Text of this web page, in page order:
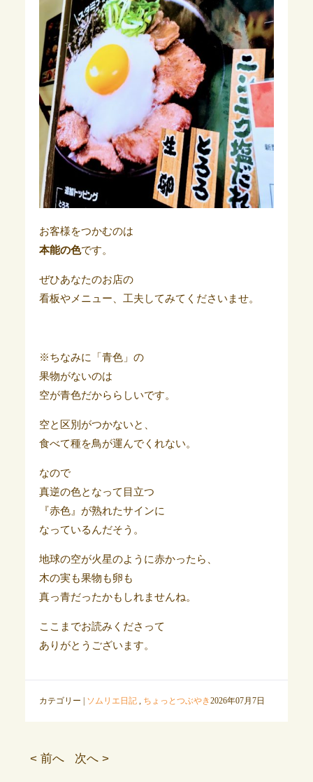
お客様をつかむのは
本能の色です。
ぜひあなたのお店の
看板やメニュー、工夫してみてくださいませ。
※ちなみに「青色」の
果物がないのは
空が青色だかららしいです。
空と区別がつかないと、
食べて種を鳥が運んでくれない。
なので
真逆の色となって目立つ
『赤色』が熟れたサインに
なっているんだそう。
地球の空が火星のように赤かったら、
木の実も果物も卵も
真っ青だったかもしれませんね。
ここまでお読みくださって
ありがとうございます。
カテゴリー | ソムリエ日記, ちょっとつぶやき2026年07月7日
< 前へ 次へ >